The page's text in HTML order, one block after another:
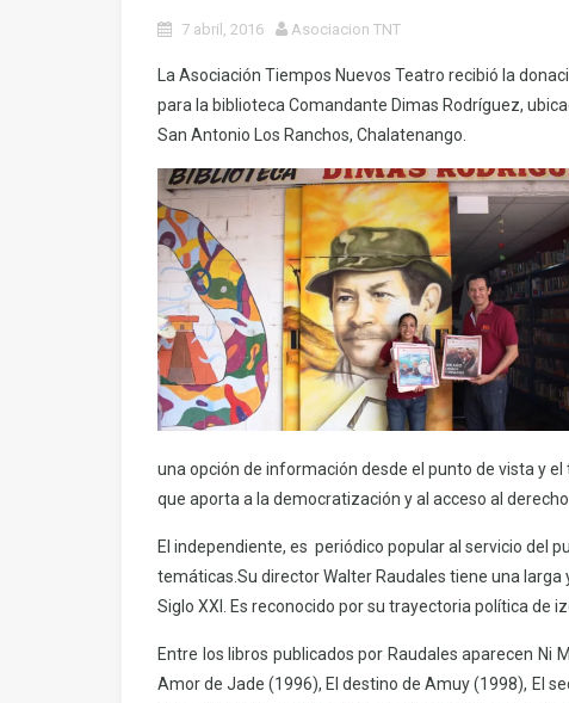
7 abril, 2016 Asociacion TNT
La Asociación Tiempos Nuevos Teatro recibió la
para la biblioteca Comandante Dimas Rodríguez,
San Antonio Los Ranchos, Chalatenango.
una opción de información desde el punto de vista y
que aporta a la democratización y al acceso al derecho
El independiente, es periódico popular al servicio del
temáticas.Su director Walter Raudales tiene una
Siglo XXI. Es reconocido por su trayectoria política de
Entre los libros publicados por Raudales aparecen Ni
Amor de Jade (1996), El destino de Amuy (1998), El